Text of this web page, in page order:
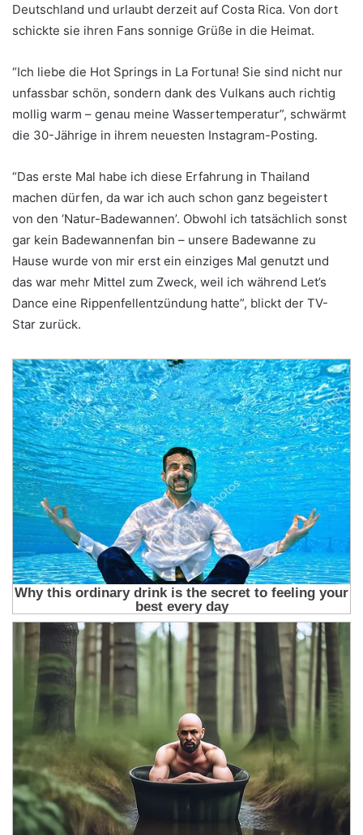
Deutschland und urlaubt derzeit auf Costa Rica. Von dort
schickte sie ihren Fans sonnige Grüße in die Heimat.
“Ich liebe die Hot Springs in La Fortuna! Sie sind nicht nur
unfassbar schön, sondern dank des Vulkans auch richtig
mollig warm – genau meine Wassertemperatur”, schwärmt
die 30-Jährige in ihrem neuesten Instagram-Posting.
“Das erste Mal habe ich diese Erfahrung in Thailand
machen dürfen, da war ich auch schon ganz begeistert
von den ‘Natur-Badewannen’. Obwohl ich tatsächlich sonst
gar kein Badewannenfan bin – unsere Badewanne zu
Hause wurde von mir erst ein einziges Mal genutzt und
das war mehr Mittel zum Zweck, weil ich während Let’s
Dance eine Rippenfellentzündung hatte”, blickt der TV-
Star zurück.